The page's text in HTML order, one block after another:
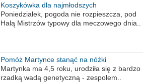
Koszykówka dla najmłodszych
Poniedziałek, pogoda nie rozpieszcza, pod
Halą Mistrzów typowy dla meczowego dnia..
Pomóż Martynce stanąć na nóżki
Martynka ma 4,5 roku, urodziła się z bardzo
rzadką wadą genetyczną - zespołem..